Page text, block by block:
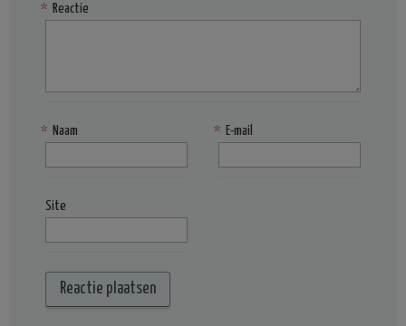
Reactie
*
Naam
* E-mail
*
Site